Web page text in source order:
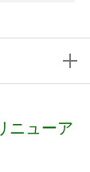
ニューア